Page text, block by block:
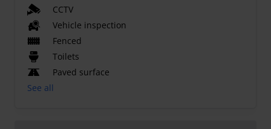
CCTV
Vehicle inspection
Fenced
Toilets
Paved surface
See all